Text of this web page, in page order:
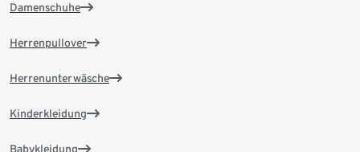
Damenschuhe
Herrenpullover
Herrenunterwäsche
Kinderkleidung
Babykleidung